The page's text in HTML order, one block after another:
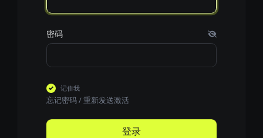
密码
记住我
忘记密码/重新发送激活
登录